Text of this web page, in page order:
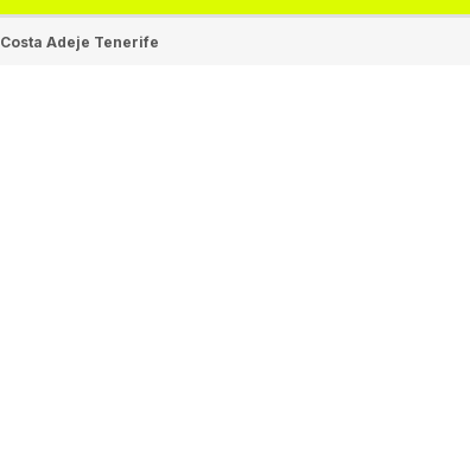
Costa Adeje Tenerife